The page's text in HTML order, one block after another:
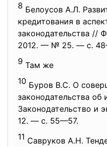
8 Белоусов А.Л.
кредитования в
законодательства //
2012. — № 25. — с.
9 Там же
10 Буров В.С. О
законодательства об
Законодательство и
12. — с. 55—57.
11 Савруков А.Н.